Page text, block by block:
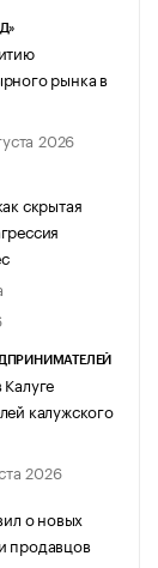
рынка в
2026
скрытая
калужского
2026
о новых
продавцов